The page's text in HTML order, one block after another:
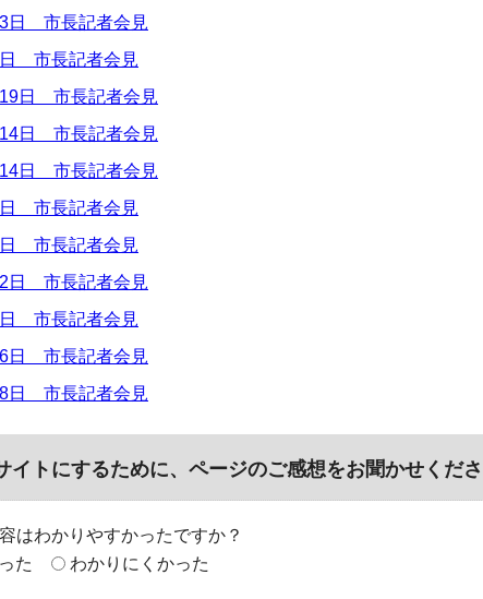
日 市長記者会見
市長記者会見
日 市長記者会見
日 市長記者会見
日 市長記者会見
市長記者会見
市長記者会見
日 市長記者会見
市長記者会見
日 市長記者会見
日 市長記者会見
イトにするために、ページのご感想をお聞かせくだ
はわかりやすかったですか？
た
わかりにくかった